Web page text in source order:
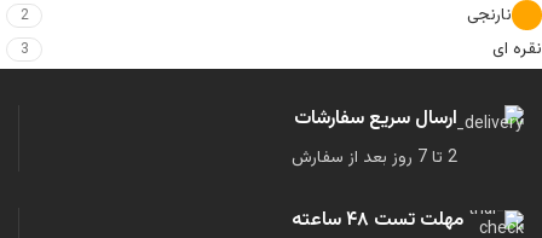
نارنجی 2
نقره ای 3
ارسال سریع سفارشات
2 تا 7 روز بعد از سفارش
مهلت تست ۴۸ ساعته